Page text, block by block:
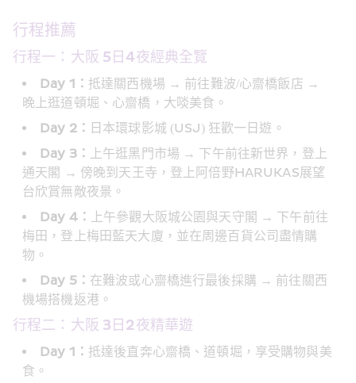
行程推薦
行程一：大阪 5日4夜經典全覽
Day 1： 抵達關西機場 → 前往難波/心齋橋飯店 →
晚上逛道頓堀、心齋橋，大啖美食。
Day 2： 日本環球影城 (USJ) 狂歡一日遊。
Day 3： 上午逛黑門市場 → 下午前往新世界，登上
通天閣 → 傍晚到天王寺，登上阿倍野HARUKAS展望
台欣賞無敵夜景。
Day 4： 上午參觀大阪城公園與天守閣 → 下午前往
梅田，登上梅田藍天大廈，並在周邊百貨公司盡情購
物。
Day 5： 在難波或心齋橋進行最後採購 → 前往關西
機場搭機返港。
行程二：大阪 3日2夜精華遊
Day 1： 抵達後直奔心齋橋、道頓堀，享受購物與美
食。